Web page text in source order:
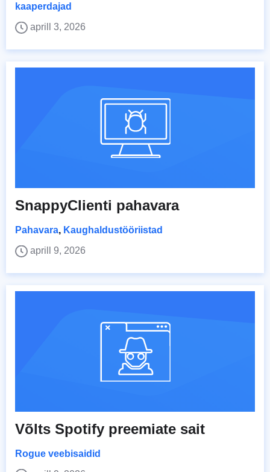
kaaperdajad
aprill 3, 2026
SnappyClienti pahavara
Pahavara, Kaughaldustööriistad
aprill 9, 2026
Võlts Spotify preemiate sait
Rogue veebisaidid